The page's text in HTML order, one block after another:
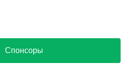
Спонсоры